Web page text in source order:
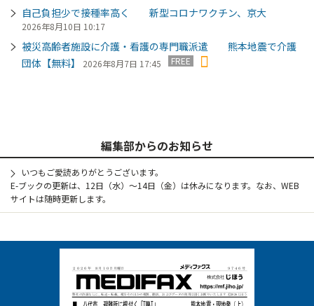
自己負担少で接種率高く 新型コロナワクチン、京大
2026年8月10日 10:17
被災高齢者施設に介護・看護の専門職派遣 熊本地震で介護
団体【無料】
2026年8月7日 17:45 FREE
編集部からのお知らせ
いつもご愛読ありがとうございます。
E-ブックの更新は、12日（水）～14日（金）は休みになります。なお、WEB
サイトは随時更新します。